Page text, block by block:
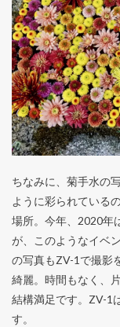
ちなみに、菊手水の
ように彩られている
場所。今年、2020年
が、このようなイベ
の写真もZV-1で撮影
綺麗。時間もなく、
結構満足です。ZV-1
す。